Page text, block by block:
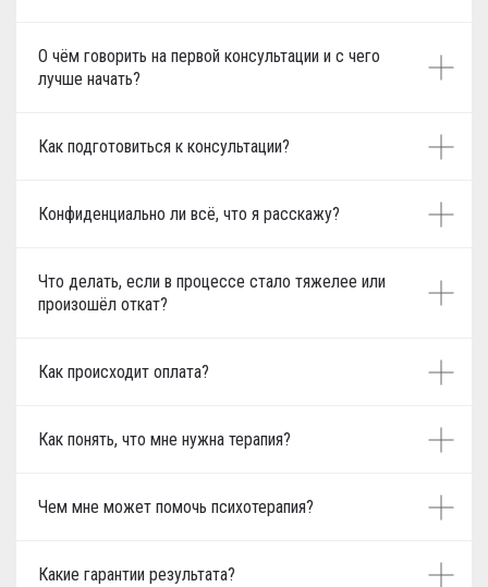
О чём говорить на первой консультации и с чего
лучше начать?
Как подготовиться к консультации?
Конфиденциально ли всё, что я расскажу?
Что делать, если в процессе стало тяжелее или
произошёл откат?
Как происходит оплата?
Как понять, что мне нужна терапия?
Чем мне может помочь психотерапия?
Какие гарантии результата?